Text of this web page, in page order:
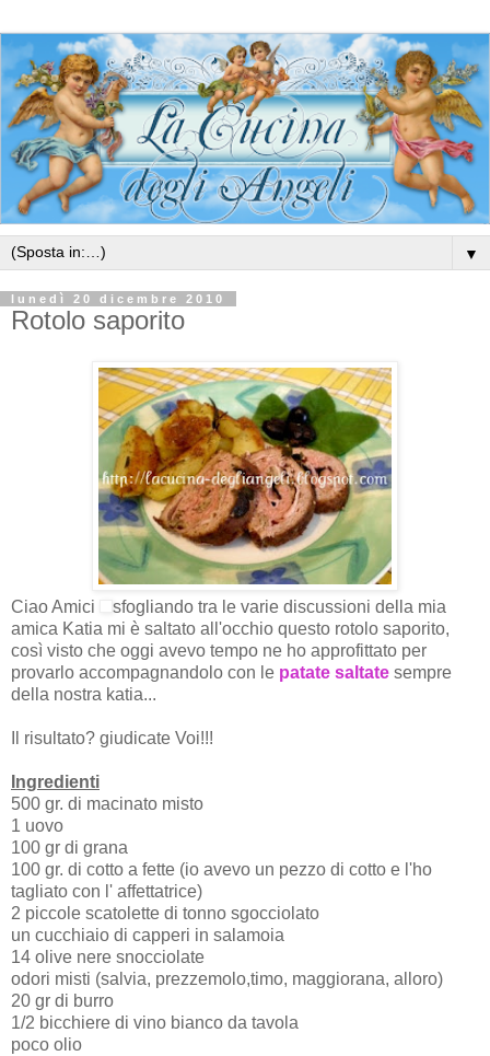
▼
lunedì 20 dicembre 2010
Rotolo saporito
Ciao Amici
sfogliando tra le varie discussioni della mia
amica Katia mi è saltato all'occhio questo rotolo saporito,
così visto che oggi avevo tempo ne ho approfittato per
provarlo accompagnandolo con le patate saltate sempre
della nostra katia...
Il risultato? giudicate Voi!!!
Ingredienti
500 gr. di macinato misto
1 uovo
100 gr di grana
100 gr. di cotto a fette (io avevo un pezzo di cotto e l'ho
tagliato con l' affettatrice)
2 piccole scatolette di tonno sgocciolato
un cucchiaio di capperi in salamoia
14 olive nere snocciolate
odori misti (salvia, prezzemolo,timo, maggiorana, alloro)
20 gr di burro
1/2 bicchiere di vino bianco da tavola
poco olio